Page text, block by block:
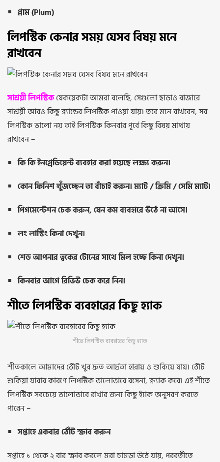
প্লাম (Plum)
লিপস্টিক কেনার সময় যেসব বিষয় মনে
রাখবেন
সাশ্রয়ী লিপস্টিকযেকয়েকটা আমরা বলেছি, সেগুলো ছাড়াও বাজারে
সাশ্রয়ী আরও কিছু ব্র্যান্ডের লিপস্টিক পাওয়া যায়। তবে মনে রাখবেন, সব
লিপস্টিক ভালো নয় তাই লিপস্টিক কিনবার পূর্বে কিছু বিষয় মাথায়
রাখবেন –
কি কি ইনগ্রেডিয়েন্ট ব্যবহার করা হয়েছে লক্ষ্য করুন।
কোন ফিনিশ খুঁজচ্ছেন তা বাঁচাই করুন। ম্যাট / ক্রিমি / সেমি ম্যাট।
পিগমেন্টেশন চেক করুন, যেন কম ব্যবহারে উঠে না আসে।
লং লাস্টিং কিনা দেখুন।
শেড আপনার ত্বকের টোনের সাথে মিল হচ্ছে কিনা দেখুন।
কিনবার আগে রিভিউ চেক করে নিন।
শীতে লিপস্টিক ব্যবহারের কিছু হ্যাক
শীতে লিপস্টিক ব্যবহারের কিছু হ্যাক
শীতকালে আমাদের ঠোঁট খুব দ্রুত আর্দ্রতা হারায় ও শুকিয়ে যায়। ঠোঁট
শুকিয়া যাবার কারণে লিপস্টিক ভালোভাবে বসেনা, ক্র্যাক করে। এই শীতে
লিপস্টিক সবচেয়ে ভালোভাবে রাখার জন্য কিছু হ্যাঁক অনুসরণ করতে
পারেন –
সপ্তাহে একবার ঠোঁট স্ক্রাব করুন
সপ্তাহে ১ থেকে ২ বার স্ক্রাব করলে মরা চামড়া উঠে যায়, পরবর্তীতে